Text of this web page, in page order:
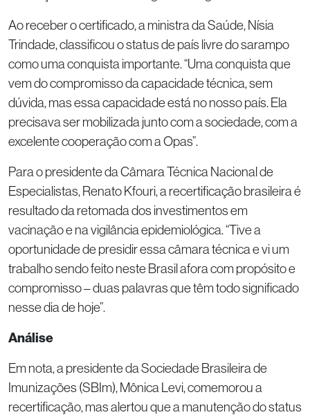
Ao receber o certificado, a ministra da Saúde, Nísia
Trindade, classificou o status de país livre do sarampo
como uma conquista importante. “Uma conquista que
vem do compromisso da capacidade técnica, sem
dúvida, mas essa capacidade está no nosso país. Ela
precisava ser mobilizada junto com a sociedade, com a
excelente cooperação com a Opas”.
Para o presidente da Câmara Técnica Nacional de
Especialistas, Renato Kfouri, a recertificação brasileira é
resultado da retomada dos investimentos em
vacinação e na vigilância epidemiológica. “Tive a
oportunidade de presidir essa câmara técnica e vi um
trabalho sendo feito neste Brasil afora com propósito e
compromisso – duas palavras que têm todo significado
nesse dia de hoje”.
Análise
Em nota, a presidente da Sociedade Brasileira de
Imunizações (SBIm), Mônica Levi, comemorou a
recertificação, mas alertou que a manutenção do status